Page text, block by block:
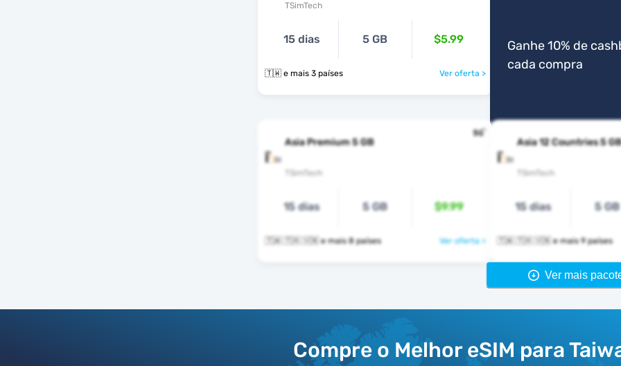
TSimTech
15 dias 5 GB $5.99
🇹🇼 e mais 3 países Ver oferta >
Ganhe 10% de
cada compra
Asia Premium 5 GB
TSimTech
15 dias 5 GB $9.99
🇹🇼 🇹🇭 🇻🇳 e mais 8 países Ver oferta >
Asia 12 Countries 5
TSimTech
15 dias 5 GB
🇹🇼 🇹🇭 🇻🇳 e mais 9 países
Ver mais
Compre o Melhor eSIM para